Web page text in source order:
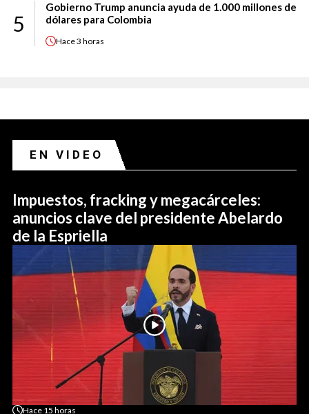
5
Gobierno Trump anuncia ayuda de 1.000 millones de
dólares para Colombia
Hace3 horas
EN VIDEO
Impuestos, fracking y megacárceles:
anuncios clave del presidente Abelardo
de la Espriella
Hace 15 horas